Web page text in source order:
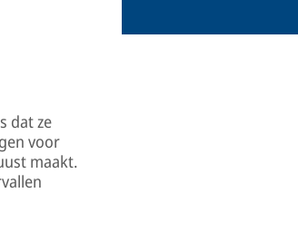
dat ze
voor
maakt.